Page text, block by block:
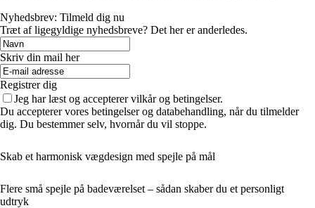
Nyhedsbrev: Tilmeld dig nu
Træt af ligegyldige nyhedsbreve? Det her er anderledes.
Skriv din mail her
Registrer dig
Jeg har læst og accepterer vilkår og betingelser.
Du accepterer vores betingelser og databehandling, når du tilmelder
dig. Du bestemmer selv, hvornår du vil stoppe.
Skab et harmonisk vægdesign med spejle på mål
Flere små spejle på badeværelset – sådan skaber du et personligt
udtryk